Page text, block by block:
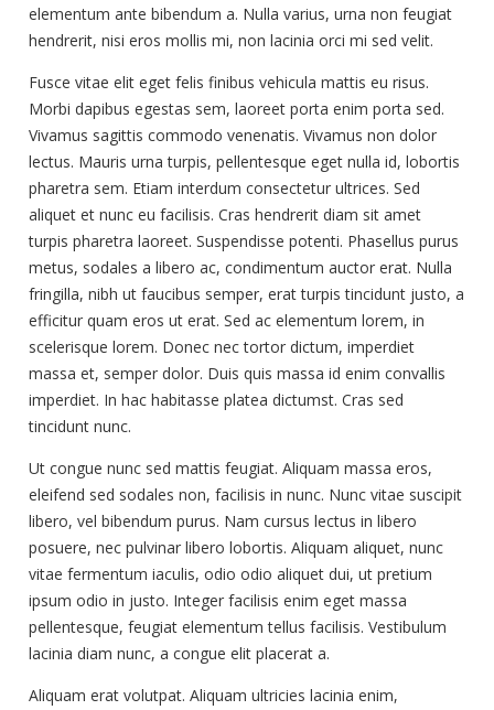
elementum ante bibendum a. Nulla varius, urna non feugiat
hendrerit, nisi eros mollis mi, non lacinia orci mi sed velit.
Fusce vitae elit eget felis finibus vehicula mattis eu risus.
Morbi dapibus egestas sem, laoreet porta enim porta sed.
Vivamus sagittis commodo venenatis. Vivamus non dolor
lectus. Mauris urna turpis, pellentesque eget nulla id, lobortis
pharetra sem. Etiam interdum consectetur ultrices. Sed
aliquet et nunc eu facilisis. Cras hendrerit diam sit amet
turpis pharetra laoreet. Suspendisse potenti. Phasellus purus
metus, sodales a libero ac, condimentum auctor erat. Nulla
fringilla, nibh ut faucibus semper, erat turpis tincidunt justo, a
efficitur quam eros ut erat. Sed ac elementum lorem, in
scelerisque lorem. Donec nec tortor dictum, imperdiet
massa et, semper dolor. Duis quis massa id enim convallis
imperdiet. In hac habitasse platea dictumst. Cras sed
tincidunt nunc.
Ut congue nunc sed mattis feugiat. Aliquam massa eros,
eleifend sed sodales non, facilisis in nunc. Nunc vitae suscipit
libero, vel bibendum purus. Nam cursus lectus in libero
posuere, nec pulvinar libero lobortis. Aliquam aliquet, nunc
vitae fermentum iaculis, odio odio aliquet dui, ut pretium
ipsum odio in justo. Integer facilisis enim eget massa
pellentesque, feugiat elementum tellus facilisis. Vestibulum
lacinia diam nunc, a congue elit placerat a.
Aliquam erat volutpat. Aliquam ultricies lacinia enim,